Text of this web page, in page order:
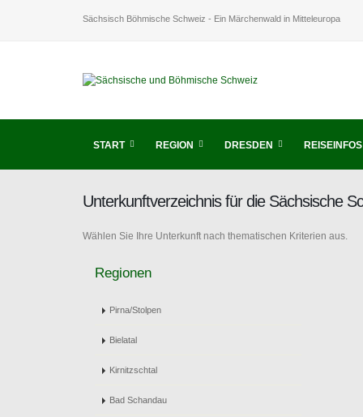
Sächsisch Böhmische Schweiz - Ein Märchenwald in Mitteleuropa
START REGION DRESDEN REISEINFOS
Unterkunftverzeichnis für die Sächsische
Wählen Sie Ihre Unterkunft nach thematischen Kriterien aus.
Regionen
Pirna/Stolpen
Bielatal
Kirnitzschtal
Bad Schandau